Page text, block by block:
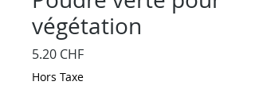
végétation
5.20 CHFPrix
Hors Taxe